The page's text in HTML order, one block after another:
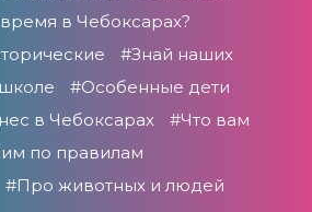
в Чебоксарах?
#Знай наших
#Особенные дети
в Чебоксарах
#Что вам
по правилам
#Про животных и людей